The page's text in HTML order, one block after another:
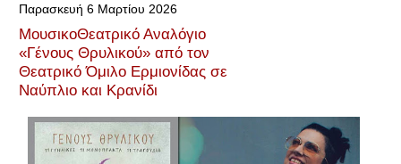
Παρασκευή 6 Μαρτίου 2026
ΜουσικοΘεατρικό Αναλόγιο
«Γένους Θρυλικού» από τον
Θεατρικό Όμιλο Ερμιονίδας σε
Ναύπλιο και Κρανίδι